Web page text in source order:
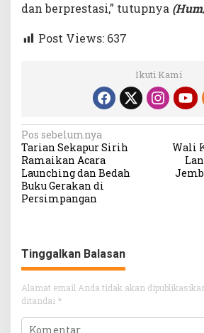
dan berprestasi,” tutupnya
Post Views: 637
Ikuti Kami
Navigasi
pos
Pos sebelumnya
Tarian Sekapur Sirih
Ramaikan Acara
Launching dan Bedah
Buku Gerakan di
Persimpangan
Wali
Tinggalkan Balasan
Alamat email Anda tidak akan
ditandai *